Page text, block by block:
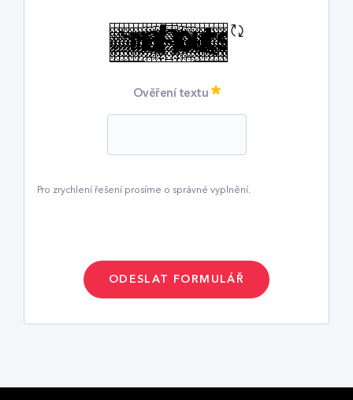
Obnovit CAPTCHu
Ověření textu Vyžadováno
Pro zrychlení řešení prosíme o správné vyplnění.